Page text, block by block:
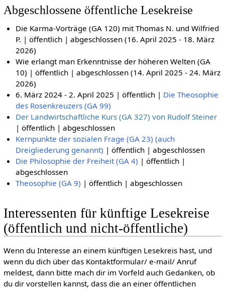
Abgeschlossene öffentliche Lesekreise
Die Karma-Vorträge (GA 120) mit Thomas N. und Wilfried
P. | öffentlich | abgeschlossen (16. April 2025 - 18. März
2026)
Wie erlangt man Erkenntnisse der höheren Welten (GA
10) | öffentlich | abgeschlossen (14. April 2025 - 24. März
2026)
6. März 2024 - 2. April 2025 | öffentlich | Die Theosophie
des Rosenkreuzers (GA 99)
Der Landwirtschaftliche Kurs (GA 327) von Rudolf Steiner
| öffentlich | abgeschlossen
Kernpunkte der sozialen Frage (GA 23) (auch
Dreigliederung genannt) | öffentlich | abgeschlossen
Die Philosophie der Freiheit (GA 4) | öffentlich |
abgeschlossen
Theosophie (GA 9) | öffentlich | abgeschlossen
Interessenten für künftige Lesekreise
(öffentlich und nicht-öffentliche)
Wenn du Interesse an einem künftigen Lesekreis hast, und
wenn du dich über das Kontaktformular/ e-mail/ Anruf
meldest, dann bitte mach dir im Vorfeld auch Gedanken, ob
du dir vorstellen kannst, dass die an einer öffentlichen